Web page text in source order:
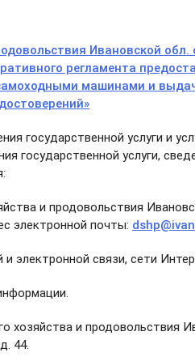
Ивановской
регламента
машинами и
государственной услуги и
государственной услуги,
и продовольствия
электронной почты:
электронной связи, сети
хозяйства и продовольствия
44.